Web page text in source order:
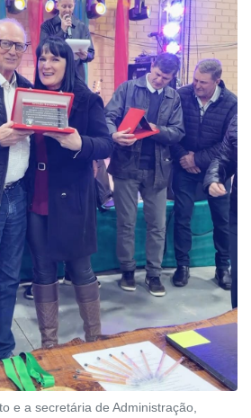
e a secretária de Administração,